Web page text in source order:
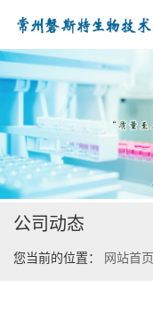
公司首页
公司介绍
公司动态
公司动态
您当前的位置： 网站首页